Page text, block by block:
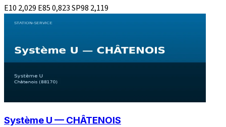
E10 2,029 E850,823SP98 2,119
Système U — CHÂTENOIS